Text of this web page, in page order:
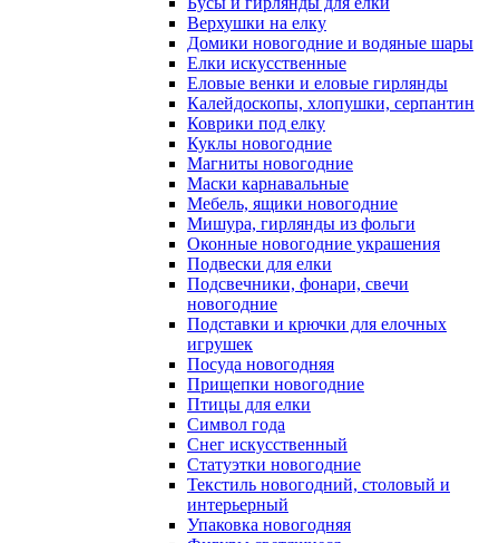
Верхушки на елку
Домики новогодние и водяные шары
Елки искусственные
Еловые венки и еловые гирлянды
Калейдоскопы, хлопушки, серпантин
Коврики под елку
Куклы новогодние
Магниты новогодние
Маски карнавальные
Мебель, ящики новогодние
Мишура, гирлянды из фольги
Оконные новогодние украшения
Подвески для елки
Подсвечники, фонари, свечи
новогодние
Подставки и крючки для елочных
игрушек
Посуда новогодняя
Прищепки новогодние
Птицы для елки
Символ года
Снег искусственный
Статуэтки новогодние
Текстиль новогодний, столовый и
интерьерный
Упаковка новогодняя